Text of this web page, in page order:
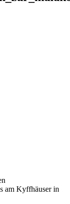
am Kyffhäuser in